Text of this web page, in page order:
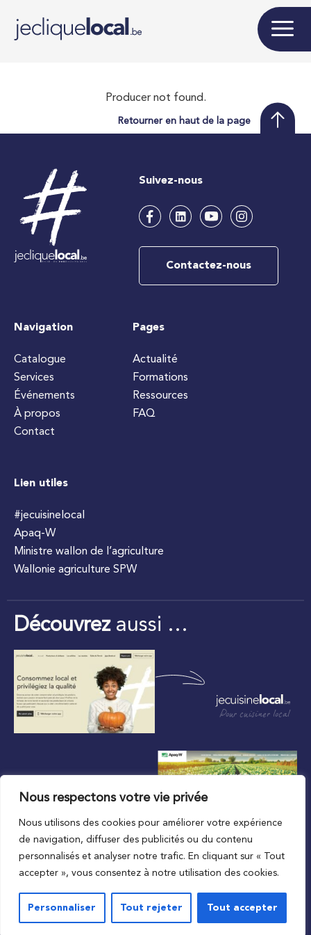
Nous respectons votre vie privée
Nous utilisons des cookies pour améliorer votre expérience
de navigation, diffuser des publicités ou du contenu
personnalisés et analyser notre trafic. En cliquant sur « Tout
accepter », vous consentez à notre utilisation des cookies.
Personnaliser Tout rejeter Tout accepter
Producer not found.
Retourner en haut de la page
Suivez-nous
Contactez-nous
Navigation
Catalogue
Services
Événements
À propos
Contact
Pages
Actualité
Formations
Ressources
FAQ
Lien utiles
#jecuisinelocal
Apaq-W
Ministre wallon de l’agriculture
Wallonie agriculture SPW
Découvrezaussi …
Pour cuisiner local
Au plus proche du local
Vie privée
Conditions de l’accord d’utilisation